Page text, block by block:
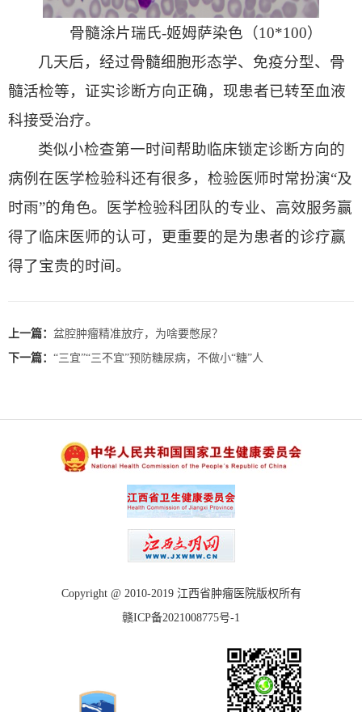
骨髓涂片瑞氏-姬姆萨染色（10*100）
几天后，经过骨髓细胞形态学、免疫分型、骨
髓活检等，证实诊断方向正确，现患者已转至血液
科接受治疗。
类似小检查第一时间帮助临床锁定诊断方向的
病例在医学检验科还有很多，检验医师时常扮演“及
时雨”的角色。医学检验科团队的专业、高效服务赢
得了临床医师的认可，更重要的是为患者的诊疗赢
得了宝贵的时间。
上一篇： 盆腔肿瘤精准放疗，为啥要憋尿？
下一篇： “三宜”“三不宜”预防糖尿病，不做小“糖”人
Copyright @ 2010-2019 江西省肿瘤医院版权所有
赣ICP备2021008775号-1